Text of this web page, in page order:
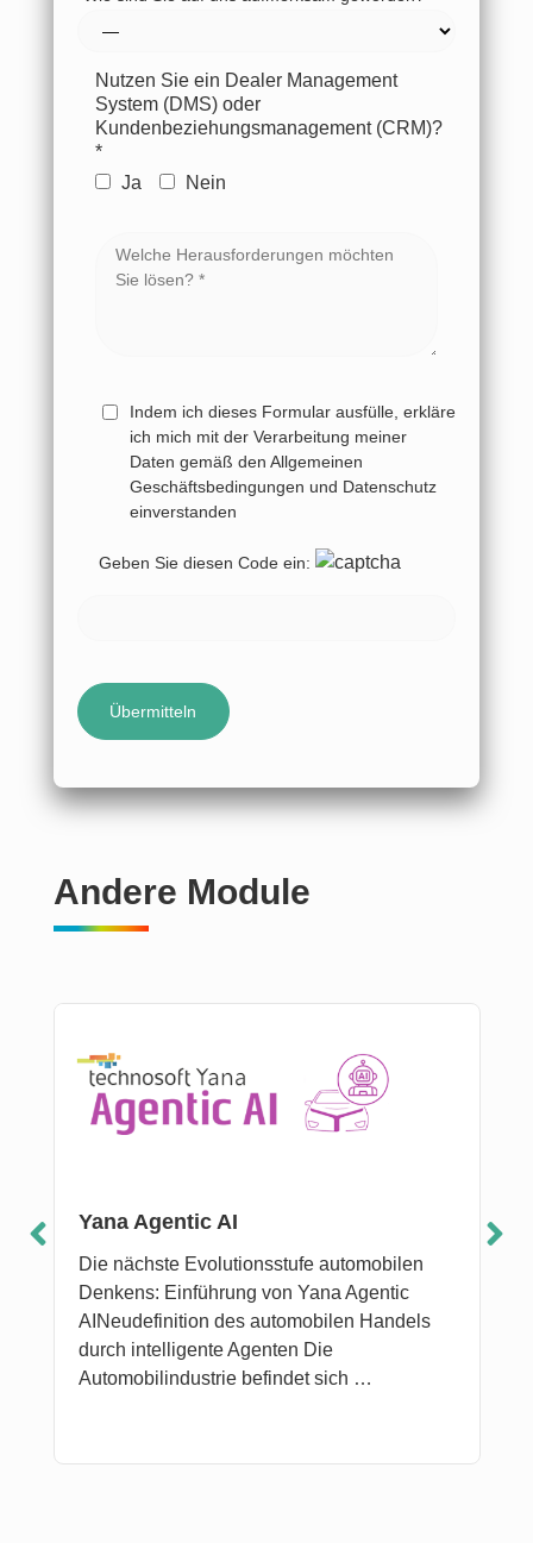
Nutzen Sie ein Dealer Management
System (DMS) oder
Kundenbeziehungsmanagement (CRM)?
*
Ja
Nein
Indem ich dieses Formular ausfülle, erkläre
ich mich mit der Verarbeitung meiner
Daten gemäß den Allgemeinen
Geschäftsbedingungen und Datenschutz
einverstanden
Geben Sie diesen Code ein:
Andere Module
Yana Agentic AI
Die nächste Evolutionsstufe automobilen
Denkens: Einführung von Yana Agentic
AINeudefinition des automobilen Handels
durch intelligente Agenten Die
Automobilindustrie befindet sich …